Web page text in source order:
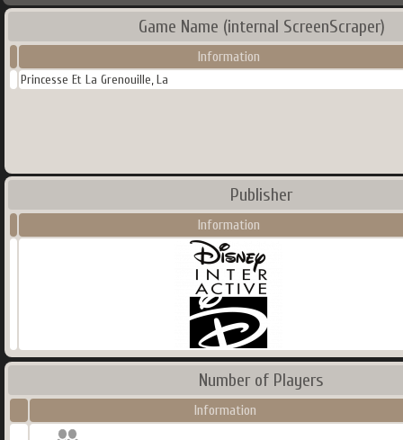
Game Name (internal ScreenScraper)
Information
Princesse Et La Grenouille, La
Publisher
Information
Number of Players
Information